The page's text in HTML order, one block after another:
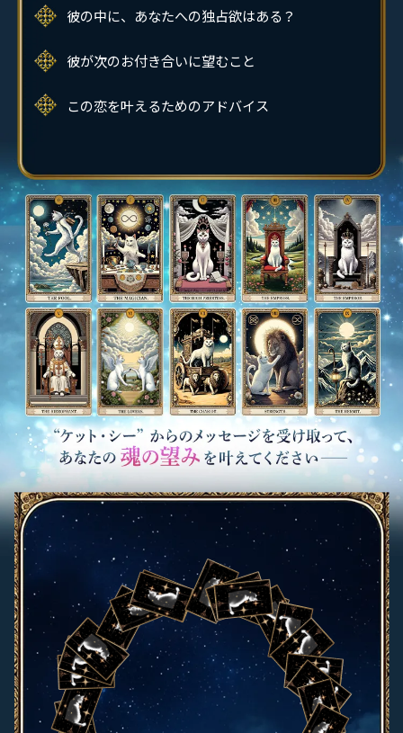
彼の中に、あなたへの独占欲はある？
彼が次のお付き合いに望むこと
この恋を叶えるためのアドバイス